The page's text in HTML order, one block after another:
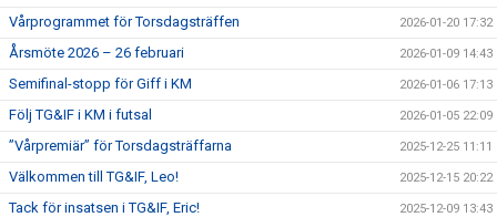
Vårprogrammet för Torsdagsträffen 2026-01-20 17:32
Årsmöte 2026 – 26 februari 2026-01-09 14:43
Semifinal-stopp för Giff i KM 2026-01-06 17:13
Följ TG&IF i KM i futsal 2026-01-05 22:09
”Vårpremiär” för Torsdagsträffarna 2025-12-25 11:11
Välkommen till TG&IF, Leo! 2025-12-15 20:22
Tack för insatsen i TG&IF, Eric! 2025-12-09 13:43